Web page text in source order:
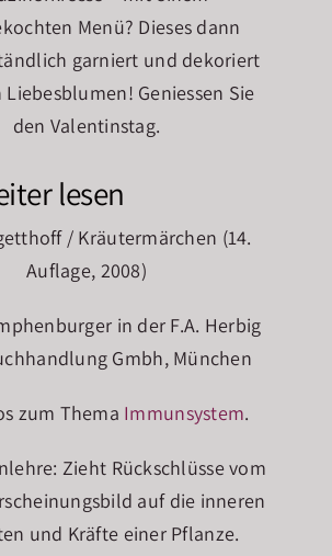
Menü? Dieses dann
garniert und dekoriert
Geniessen Sie
den Valentinstag.
lesen
/ Kräutermärchen (14.
Auflage, 2008)
in der F.A. Herbig
Gmbh, München
zum Thema Immunsystem.
Zieht Rückschlüsse vom
auf die inneren
und Kräfte einer Pflanze.